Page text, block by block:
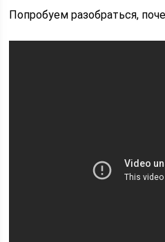
Попробуем разобраться,